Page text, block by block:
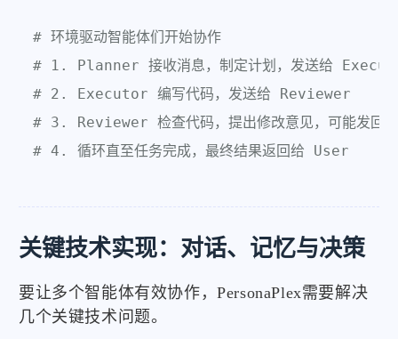
# 环境驱动智能体们开始协作
# 1. Planner 接收消息，制定计划，发送给
# 2. Executor 编写代码，发送给 Reviewer
# 3. Reviewer 检查代码，提出修改意见，可能发
# 4. 循环直至任务完成，最终结果返回给 User
关键技术实现：对话、记忆与决策
要让多个智能体有效协作，PersonaPlex需要解决
几个关键技术问题。